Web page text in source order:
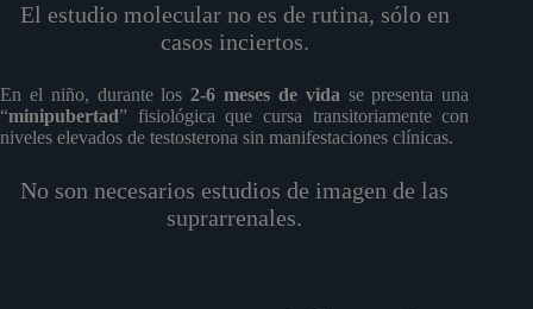
El estudio molecular no es de rutina, sólo en
casos inciertos.
En el niño, durante los 2-6 meses de vida se presenta una
“minipubertad” fisiológica que cursa transitoriamente con
niveles elevados de testosterona sin manifestaciones clínicas.
No son necesarios estudios de imagen de las
suprarrenales.